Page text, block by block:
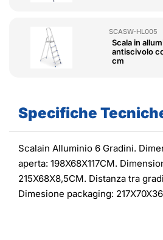
SCASW-HL005
Scala in
antiscivolo
cm
Specifiche
Scalain Alluminio 6 Gradini.
aperta: 198X68X117CM.
215X68X8,5CM. Distanza tra
Dimesione packaging: